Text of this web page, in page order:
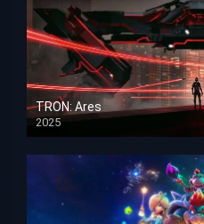
TRON: Ares
2025
HD 1080p